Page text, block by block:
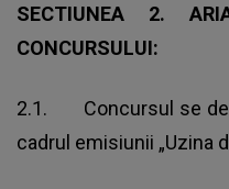
SECTIUNEA 2.
CONCURSULUI:
2.1. Concursul se
cadrul emisiunii „Uzina